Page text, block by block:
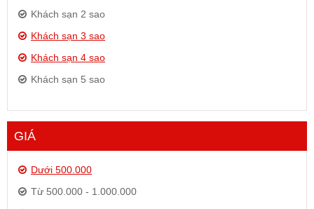
Khách sạn 2 sao
Khách sạn 3 sao
Khách sạn 4 sao
Khách sạn 5 sao
GIÁ
Dưới 500.000
Từ 500.000 - 1.000.000